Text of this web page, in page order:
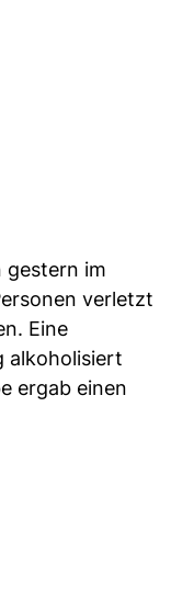
gestern im
verletzt
Eine
alkoholisiert
ergab einen